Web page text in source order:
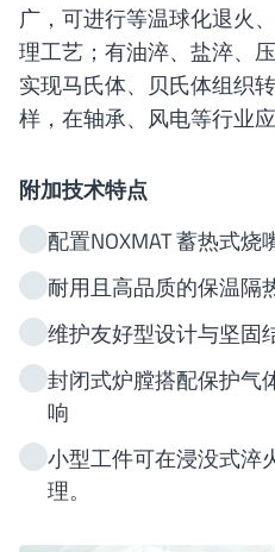
广，可进行等温球化退火
理工艺；有油淬、盐淬、
实现马氏体、贝氏体组织
样，在轴承、风电等行业应
附加技术特点
配置NOXMAT 蓄热式
耐用且高品质的保温隔
维护友好型设计与坚固
封闭式炉膛搭配保护气
响
小型工件可在浸没式淬
理。